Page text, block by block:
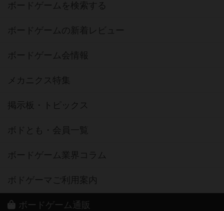
ボードゲームを検索する
ボードゲームの新着レビュー
ボードゲーム会情報
メカニクス特集
掲示板・トピックス
ボドとも・会員一覧
ボードゲーム業界コラム
ボドゲーマご利用案内
ボードゲーム通販